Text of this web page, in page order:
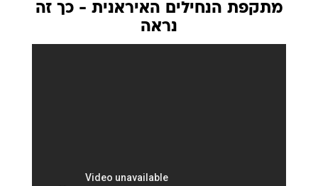
מתקפת הנחילים האיראנית - כך זה
נראה